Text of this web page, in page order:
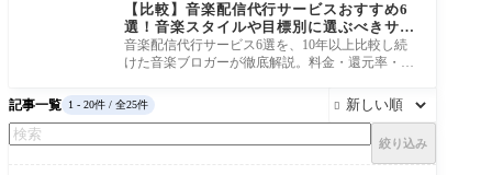
【比較】音楽配信代行サービスおすすめ6
選！音楽スタイルや目標別に選ぶべきサー
ビスを紹介
音楽配信代行サービス6選を、10年以上比較し続
けた音楽ブロガーが徹底解説。料金・還元率・機
記事一覧
1 - 20件 / 全25件 
絞り込み